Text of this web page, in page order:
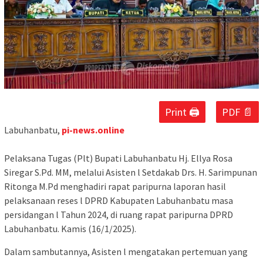
Print 🖨 PDF 📄
Labuhanbatu, pi-news.online
Pelaksana Tugas (Plt) Bupati Labuhanbatu Hj. Ellya Rosa
Siregar S.Pd. MM, melalui Asisten l Setdakab Drs. H. Sarimpunan
Ritonga M.Pd menghadiri rapat paripurna laporan hasil
pelaksanaan reses l DPRD Kabupaten Labuhanbatu masa
persidangan l Tahun 2024, di ruang rapat paripurna DPRD
Labuhanbatu. Kamis (16/1/2025).
Dalam sambutannya, Asisten l mengatakan pertemuan yang